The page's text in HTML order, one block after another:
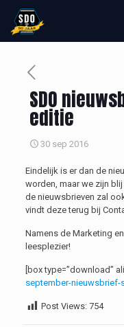
SDO
editie
30 sep 2016
Eindelijk is er dan de
worden, maar we zijn
de nieuwsbrieven zal
vindt deze terug bij
Namens de Marketing
leesplezier!
[box type=”download”
september-nieuwsbrief-
Post Views: 754